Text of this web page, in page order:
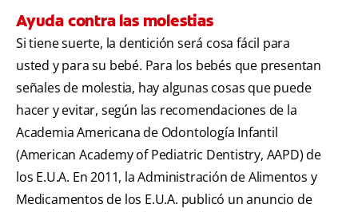
Ayuda contra las molestias
Si tiene suerte, la dentición será cosa fácil para
usted y para su bebé. Para los bebés que presentan
señales de molestia, hay algunas cosas que puede
hacer y evitar, según las recomendaciones de la
Academia Americana de Odontología Infantil
(American Academy of Pediatric Dentistry, AAPD) de
los E.U.A. En 2011, la Administración de Alimentos y
Medicamentos de los E.U.A. publicó un anuncio de